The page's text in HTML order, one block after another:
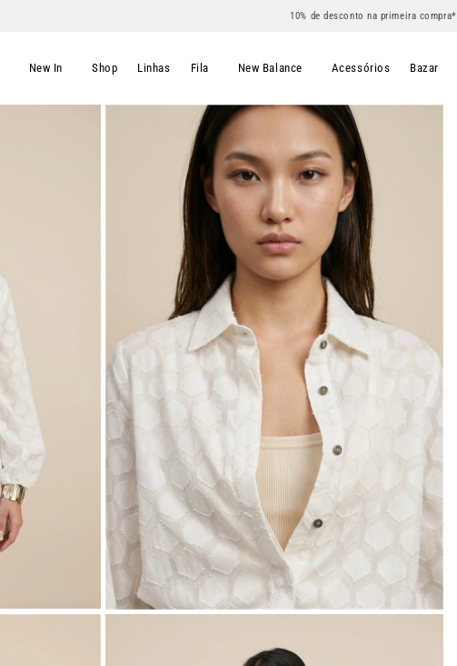
10% de desconto na primeira compra*
New In Shop Linhas Fila New Balance Acessórios Bazar